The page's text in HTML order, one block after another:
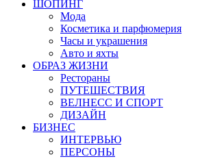
ШОПИНГ
Мода
Косметика и парфюмерия
Часы и украшения
Авто и яхты
ОБРАЗ ЖИЗНИ
Рестораны
ПУТЕШЕСТВИЯ
ВЕЛНЕСС И СПОРТ
ДИЗАЙН
БИЗНЕС
ИНТЕРВЬЮ
ПЕРСОНЫ